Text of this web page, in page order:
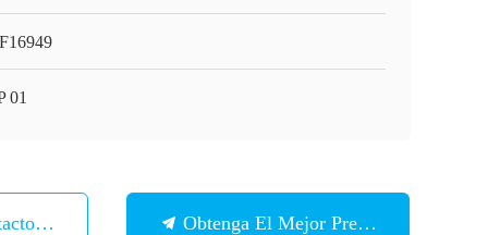
01
Con Obtenga El Mejor Precio